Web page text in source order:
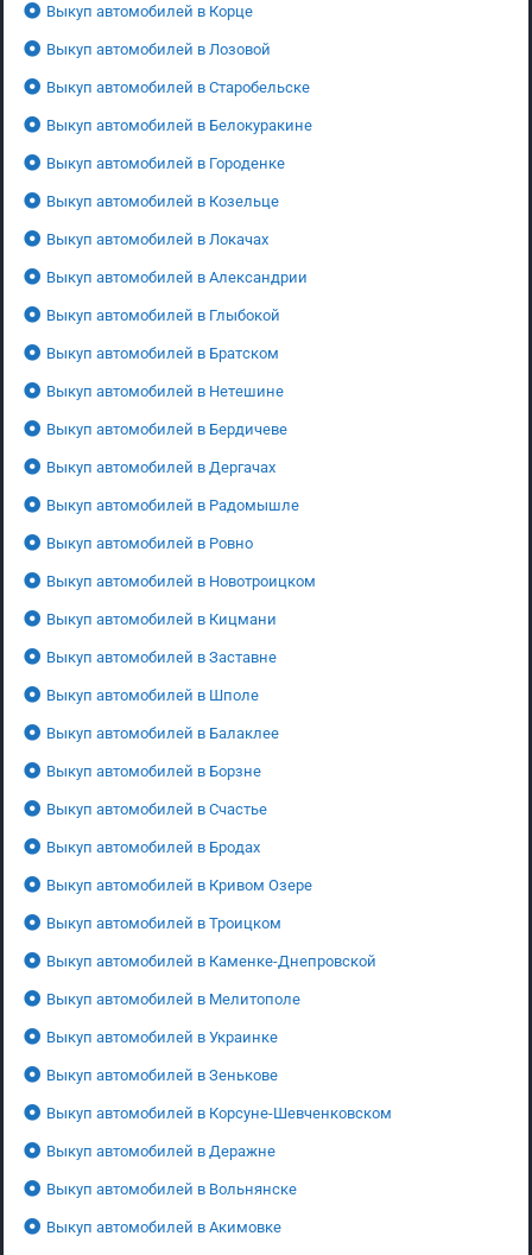
Выкуп автомобилей в Корце
Выкуп автомобилей в Лозовой
Выкуп автомобилей в Старобельске
Выкуп автомобилей в Белокуракине
Выкуп автомобилей в Городенке
Выкуп автомобилей в Козельце
Выкуп автомобилей в Локачах
Выкуп автомобилей в Александрии
Выкуп автомобилей в Глыбокой
Выкуп автомобилей в Братском
Выкуп автомобилей в Нетешине
Выкуп автомобилей в Бердичеве
Выкуп автомобилей в Дергачах
Выкуп автомобилей в Радомышле
Выкуп автомобилей в Ровно
Выкуп автомобилей в Новотроицком
Выкуп автомобилей в Кицмани
Выкуп автомобилей в Заставне
Выкуп автомобилей в Шполе
Выкуп автомобилей в Балаклее
Выкуп автомобилей в Борзне
Выкуп автомобилей в Счастье
Выкуп автомобилей в Бродах
Выкуп автомобилей в Кривом Озере
Выкуп автомобилей в Троицком
Выкуп автомобилей в Каменке-Днепровской
Выкуп автомобилей в Мелитополе
Выкуп автомобилей в Украинке
Выкуп автомобилей в Зенькове
Выкуп автомобилей в Корсуне-Шевченковском
Выкуп автомобилей в Деражне
Выкуп автомобилей в Вольнянске
Выкуп автомобилей в Акимовке